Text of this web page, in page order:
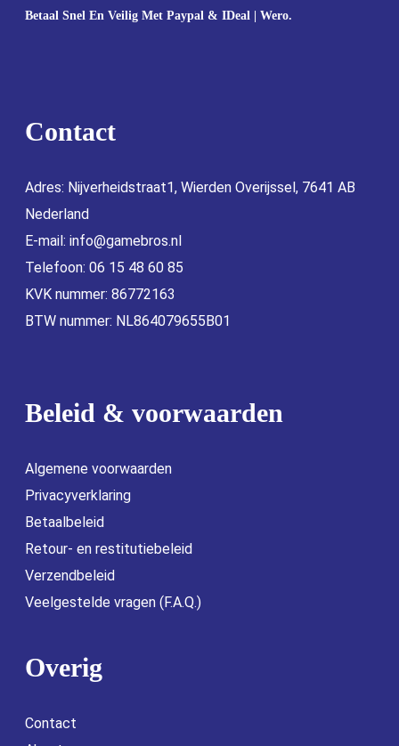
Betaal Snel En Veilig Met Paypal & IDeal | Wero.
Contact
Adres: Nijverheidstraat1, Wierden Overijssel, 7641 AB
Nederland
E-mail: info@gamebros.nl
Telefoon: 06 15 48 60 85
KVK nummer: 86772163
BTW nummer: NL864079655B01
Beleid & voorwaarden
Algemene voorwaarden
Privacyverklaring
Betaalbeleid
Retour- en restitutiebeleid
Verzendbeleid
Veelgestelde vragen (F.A.Q.)
Overig
Contact